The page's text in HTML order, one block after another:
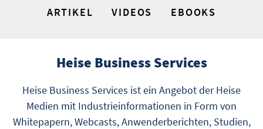
ARTIKEL
VIDEOS EBOOKS
Heise Business Services
Heise Business Services ist ein Angebot der Heise
Medien mit Industrieinformationen in Form von
Whitepapern, Webcasts, Anwenderberichten, Studien,